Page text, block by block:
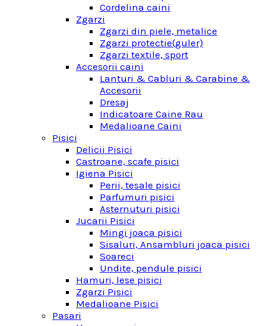
Cordelina caini
Zgarzi
Zgarzi din piele, metalice
Zgarzi protectie(guler)
Zgarzi textile, sport
Accesorii caini
Lanturi & Cabluri & Carabine &
Accesorii
Dresaj
Indicatoare Caine Rau
Medalioane Caini
Pisici
Delicii Pisici
Castroane, scafe pisici
Igiena Pisici
Perii, tesale pisici
Parfumuri pisici
Asternuturi pisici
Jucarii Pisici
Mingi joaca pisici
Sisaluri, Ansambluri joaca pisici
Soareci
Undite, pendule pisici
Hamuri, lese pisici
Zgarzi Pisici
Medalioane Pisici
Pasari